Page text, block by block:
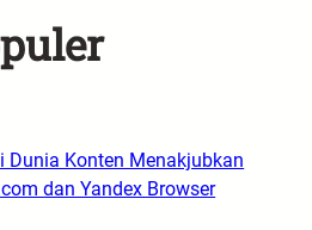
Dunia Konten Menakjubkan
dan Yandex Browser